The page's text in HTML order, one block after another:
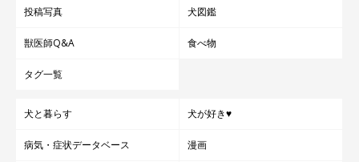
投稿写真 犬図鑑
獣医師Q&A 食べ物
タグ一覧
犬と暮らす 犬が好き♥
病気・症状データベース 漫画